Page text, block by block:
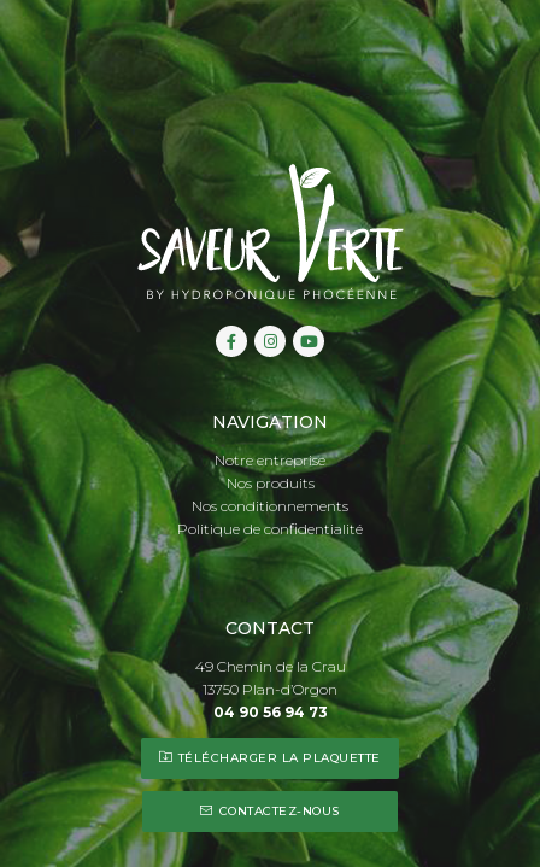
NAVIGATION
Notre entreprise
Nos produits
Nos conditionnements
Politique de confidentialité
CONTACT
49 Chemin de la Crau
13750 Plan-d’Orgon
04 90 56 94 73
TÉLÉCHARGER LA PLAQUETTE
CONTACTEZ-NOUS